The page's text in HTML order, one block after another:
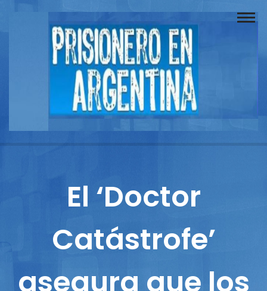
Documentos
Columnistas
El ‘Doctor
Catástrofe’
asegura que los